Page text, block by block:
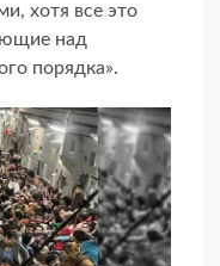
хотя все это
над
порядка».